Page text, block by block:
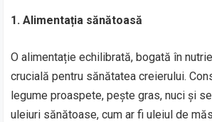
1. Alimentația sănătoasă
O alimentație echilibrată, bogată în
crucială pentru sănătatea creierului.
legume proaspete, pește gras, nuci și
uleiuri sănătoase, cum ar fi uleiul de